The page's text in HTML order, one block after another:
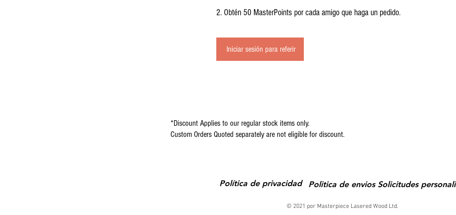
Obtén 50 MasterPoints por cada amigo que haga un pedido.
Iniciar sesión para referir
*Discount Applies to our regular stock items only.
Custom Orders Quoted separately are not eligible for discount.
Política de privacidad Politica de envios Solicitudes
© 2021 por Masterpiece Lasered Wood Ltd.